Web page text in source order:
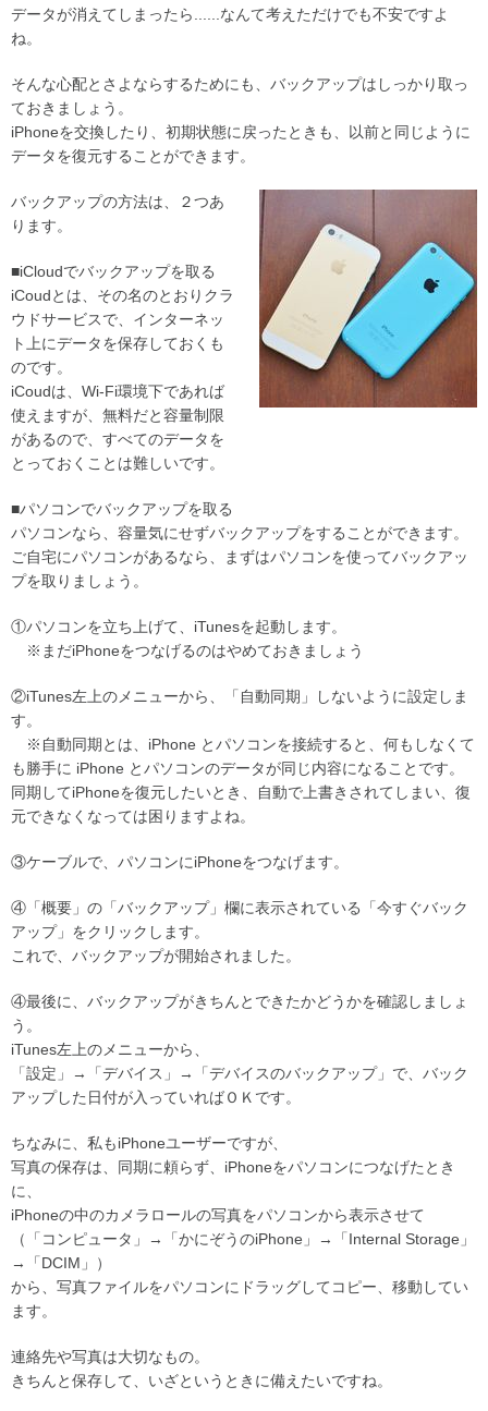
データが消えてしまったら......なんて考えただけでも不安ですよ
ね。
そんな心配とさよならするためにも、バックアップはしっかり取っ
ておきましょう。
iPhoneを交換したり、初期状態に戻ったときも、以前と同じように
データを復元することができます。
バックアップの方法は、２つあ
ります。
■iCloudでバックアップを取る
iCoudとは、その名のとおりクラ
ウドサービスで、インターネッ
ト上にデータを保存しておくも
のです。
iCoudは、Wi-Fi環境下であれば
使えますが、無料だと容量制限
があるので、すべてのデータを
とっておくことは難しいです。
■パソコンでバックアップを取る
パソコンなら、容量気にせずバックアップをすることができます。
ご自宅にパソコンがあるなら、まずはパソコンを使ってバックアッ
プを取りましょう。
①パソコンを立ち上げて、iTunesを起動します。
※まだiPhoneをつなげるのはやめておきましょう
②iTunes左上のメニューから、「自動同期」しないように設定しま
す。
※自動同期とは、iPhone とパソコンを接続すると、何もしなくて
も勝手に iPhone とパソコンのデータが同じ内容になることです。
同期してiPhoneを復元したいとき、自動で上書きされてしまい、復
元できなくなっては困りますよね。
③ケーブルで、パソコンにiPhoneをつなげます。
④「概要」の「バックアップ」欄に表示されている「今すぐバック
アップ」をクリックします。
これで、バックアップが開始されました。
④最後に、バックアップがきちんとできたかどうかを確認しましょ
う。
iTunes左上のメニューから、
「設定」→「デバイス」→「デバイスのバックアップ」で、バック
アップした日付が入っていればＯＫです。
ちなみに、私もiPhoneユーザーですが、
写真の保存は、同期に頼らず、iPhoneをパソコンにつなげたとき
に、
iPhoneの中のカメラロールの写真をパソコンから表示させて
（「コンピュータ」→「かにぞうのiPhone」→「Internal Storage」
→「DCIM」）
から、写真ファイルをパソコンにドラッグしてコピー、移動してい
ます。
連絡先や写真は大切なもの。
きちんと保存して、いざというときに備えたいですね。